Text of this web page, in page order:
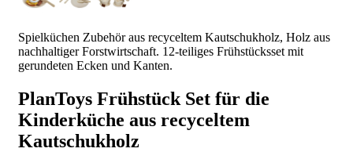
Spielküchen Zubehör aus recyceltem Kautschukholz, Holz aus
nachhaltiger Forstwirtschaft. 12-teiliges Frühstücksset mit
gerundeten Ecken und Kanten.
PlanToys Frühstück Set für die
Kinderküche aus recyceltem
Kautschukholz